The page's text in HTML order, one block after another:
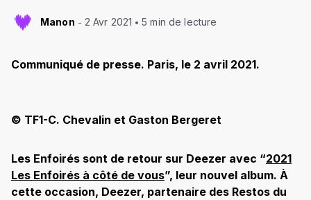
Manon 2 Avr 2021 5 min de lecture
Communiqué de presse. Paris, le 2 avril 2021.
© TF1-C. Chevalin et Gaston Bergeret
Les Enfoirés sont de retour sur Deezer avec “2021
Les Enfoirés à côté de vous”, leur nouvel album. À
cette occasion, Deezer, partenaire des Restos du